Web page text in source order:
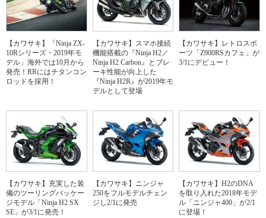
【カワサキ】「Ninja ZX-
10Rシリーズ・2019年モ
デル」海外では10月から
発売！RRにはチタンコン
ロッドを採用！
【カワサキ】スマホ接続
機能搭載の『Ninja H2／
Ninja H2 Carbon』とブレ
ーキ性能が向上した
『Ninja H2R』が2019年モ
デルとして登場
【カワサキ】レトロスポ
ーツ「Z900RSカフェ」が
3/1にデビュー！
【カワサキ】充実した装
備のツーリングパッケー
ジモデル「Ninja H2 SX
SE」が3/1に発売！
【カワサキ】ニンジャ
250をフルモデルチェン
ジし2/1に発売
【カワサキ】H2のDNA
を取り入れた2018年モデ
ル「ニンジャ400」が2/1
に登場！